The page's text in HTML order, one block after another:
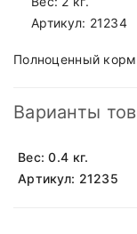
Артикул: 21234
Полноценный
Варианты
Вес: 0.4 кг.
Артикул: 21235